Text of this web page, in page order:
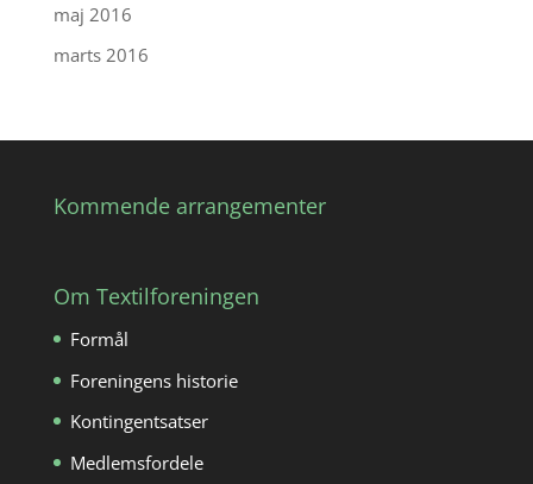
maj 2016
marts 2016
Kommende arrangementer
Om Textilforeningen
Formål
Foreningens historie
Kontingentsatser
Medlemsfordele